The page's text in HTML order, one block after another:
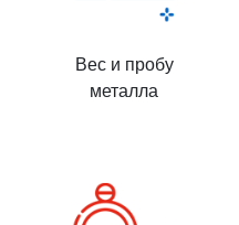
Вес и пробу
металла